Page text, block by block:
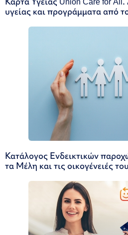
υγείας και προγράμματα από
Κατάλογος Ενδεικτικών
τα Μέλη και τις οικογένειές